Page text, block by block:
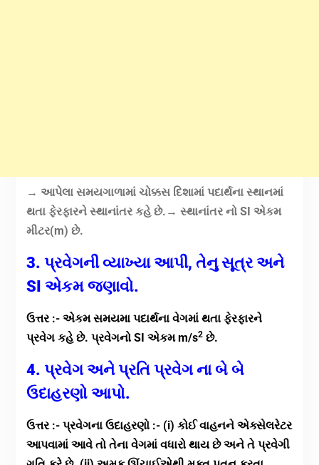
→ આપેલા સમયગાળામાં ચોક્કસ દિશામાં પદાર્થના સ્થાનમાં
થતા ફેરફારને સ્થાનાંતર કહે છે. → સ્થાનાંતર નો SI એકમ
મીટર(m) છે.
3. પ્રવેગની વ્યાખ્યા આપી, તેનુ સૂત્ર અને
SI એકમ જણાવો.
ઉત્તર :- એકમ સમયમા પદાર્થના વેગમાં થતા ફેરફારને
પ્રવેગ કહે છે. પ્રવેગનો SI એકમ m/s2છે.
4. પ્રવેગ અને પ્રતિ પ્રવેગ ના બે બે
ઉદાહરણો આપો.
ઉત્તર :- પ્રવેગના ઉદાહરણો :- (i) કોઈ વાહનને એક્સેલરેટર
આપવામાં આવે તો તેના વેગમાં વધારો થાય છે અને તે પ્રવેગી